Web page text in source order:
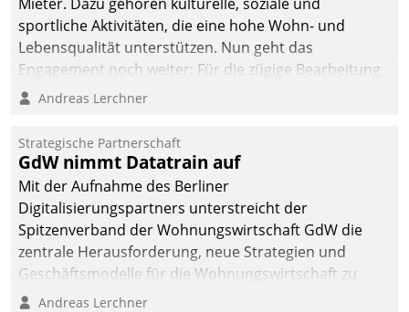
sportliche Aktivitäten, die eine hohe Wohn- und
Lebensqualität unterstützen. Nun geht das
Engagement noch weiter: Für die zügige Bearbeitung
von Beschwerden – oder Lob – richtet das
und Beschwerde-Management einen eigenen Kanal
ein.
Andreas Lerchner
Strategische Partnerschaft
GdW nimmt Datatrain auf
Mit der Aufnahme des Berliner
Digitalisierungspartners unterstreicht der
Spitzenverband der Wohnungswirtschaft GdW die
zentrale Herausforderung, neue Strategien und
Geschäftsmodelle für die Wohnungswirtschaft zu
entwickeln.
Andreas Lerchner